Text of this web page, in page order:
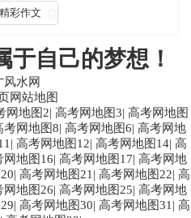
彩作文
于自己的梦想！
风水网
网站地图
网地图2| 高考网地图3| 高考网地图
考网地图8| 高考网地图6| 高考网地
| 高考网地图12| 高考网地图14| 高
网地图16| 高考网地图17| 高考网地
| 高考网地图21| 高考网地图22| 高
网地图26| 高考网地图25| 高考网地
| 高考网地图30| 高考网地图31| 高